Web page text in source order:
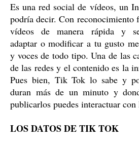
Es una red social de vídeos, un
podría decir. Con reconocimiento
vídeos de manera rápida y
adaptar o modificar a tu gusto
y voces de todo tipo. Una de las
de las redes y el contenido es la
Pues bien, Tik Tok lo sabe y
duran más de un minuto y
publicarlos puedes interactuar
LOS DATOS DE TIK TOK